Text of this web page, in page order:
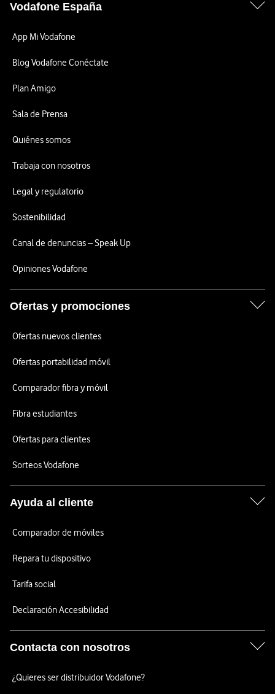
Vodafone España
App Mi Vodafone
Blog Vodafone Conéctate
Plan Amigo
Sala de Prensa
Quiénes somos
Trabaja con nosotros
Legal y regulatorio
Sostenibilidad
Canal de denuncias – Speak Up
Opiniones Vodafone
Ofertas y promociones
Ofertas nuevos clientes
Ofertas portabilidad móvil
Comparador fibra y móvil
Fibra estudiantes
Ofertas para clientes
Sorteos Vodafone
Ayuda al cliente
Comparador de móviles
Repara tu dispositivo
Tarifa social
Declaración Accesibilidad
Contacta con nosotros
¿Quieres ser distribuidor Vodafone?